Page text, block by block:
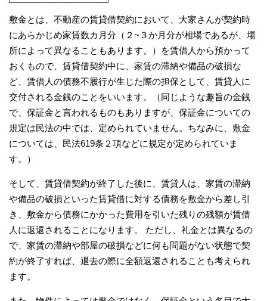
敷金とは、不動産の賃貸借契約において、大家さんが契約時
にあらかじめ家賃数カ月分（２~３か月分が相場であるが、場
所によって異なることもあります。）を賃借人から預かって
おくもので、賃貸借契約中に、家賃の滞納や備品の破損な
ど、賃借人の債務不履行が生じた際の担保として、賃貸人に
交付される金銭のことをいいます。（同じような趣旨の金銭
で、保証金と言われるものもありますが、保証金についての
規定は民法の中では、定められていません。ちなみに、敷金
については、民法619条２項などに規定が定められていま
す。）
そして、賃貸借契約が終了した後に、賃貸人は、家賃の滞納
や備品の破損といった賃貸借に対する債務を敷金から差し引
き、敷金から債務にかかった費用を引いた残りの残額が賃借
人に返還されることになります。 ただし、礼金とは異なるの
で、家賃の滞納や部屋の破損などに何も問題がない状態で契
約が終了すれば、退去の際に全額返還されることも考えられ
ます。